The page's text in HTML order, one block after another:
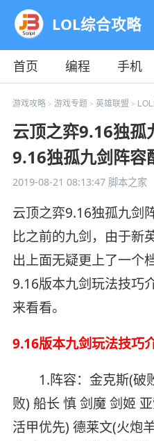
LOL综合攻略
首页 编程 手机
教程
平面 服务器
游戏攻略> 游戏专题 > 英雄联盟 >
云顶之弈9.16独孤
9.16独孤九剑阵容
2019-08-21 08:13:47脚本之家
云顶之弈9.16独孤九剑
比之前的九剑，由于新
出上面无疑更上了一个
9.16版本九剑玩法技巧
来看看。
9.16版本九剑玩法技巧
1.阵容：金克斯(破
败) 船长 慎 剑魔 剑姬
活甲优先) 德莱文(火炮